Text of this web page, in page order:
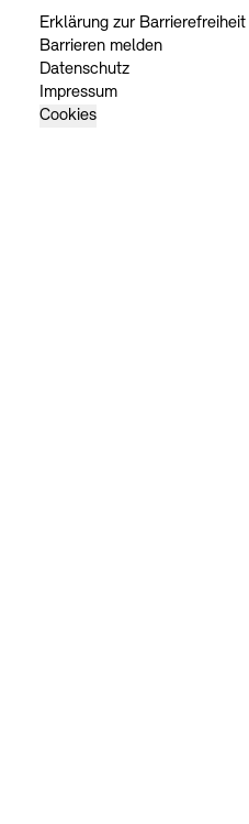
Erklärung zur Barrierefreiheit
Barrieren melden
Datenschutz
Impressum
Cookies